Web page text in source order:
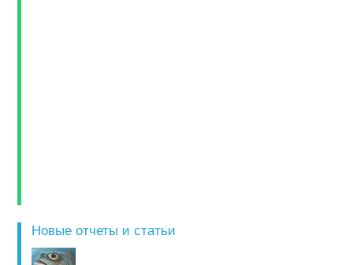
Новые отчеты и статьи